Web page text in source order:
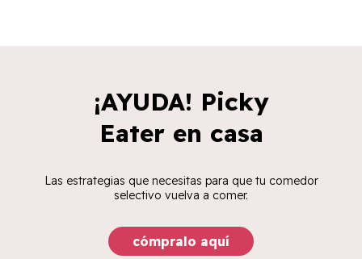
¡AYUDA! Picky
Eater en casa
Las estrategias que necesitas para que tu comedor
selectivo vuelva a comer.
cómpralo aquí